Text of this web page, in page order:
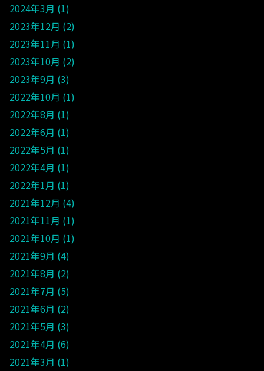
2024年3月 1
2023年12月 2
2023年11月 1
2023年10月 2
2023年9月 3
2022年10月 1
2022年8月 1
2022年6月 1
2022年5月 1
2022年4月 1
2022年1月 1
2021年12月 4
2021年11月 1
2021年10月 1
2021年9月 4
2021年8月 2
2021年7月 5
2021年6月 2
2021年5月 3
2021年4月 6
2021年3月 1